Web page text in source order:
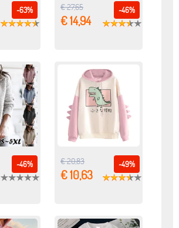
-63% -46%
€ 27,65
€ 14,94
-46% -49%
€ 20,83
€ 10,63